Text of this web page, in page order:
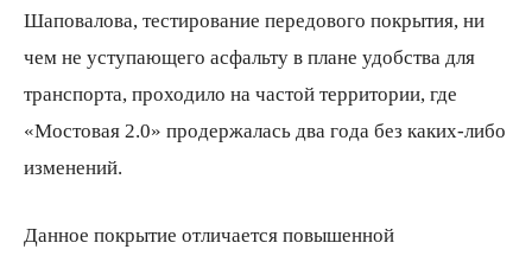
Шаповалова, тестирование передового покрытия, ни
чем не уступающего асфальту в плане удобства для
транспорта, проходило на частой территории, где
«Мостовая 2.0» продержалась два года без каких-либо
изменений.
Данное покрытие отличается повышенной